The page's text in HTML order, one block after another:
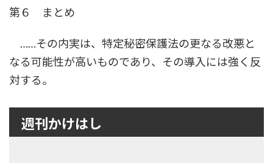
第６ まとめ
……その内実は、特定秘密保護法の更なる改悪と
なる可能性が高いものであり、その導入には強く反
対する。
週刊かけはし